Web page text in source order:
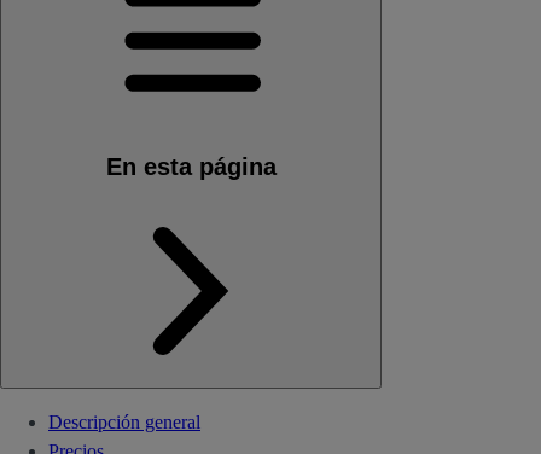
En esta página
Descripción general